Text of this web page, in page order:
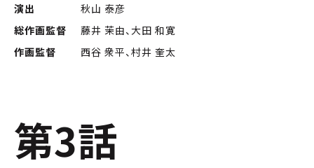
演出
秋山 泰彦
総作画監督
藤井 茉由、大田 和寛
作画監督
西谷 衆平、村井 奎太
第3話